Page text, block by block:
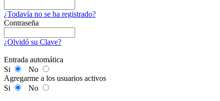
¿Todavía no se ha registrado?
Contraseña
¿Olvidó su Clave?
Entrada automática
Si
No
Agregarme a los usuarios activos
Si
No